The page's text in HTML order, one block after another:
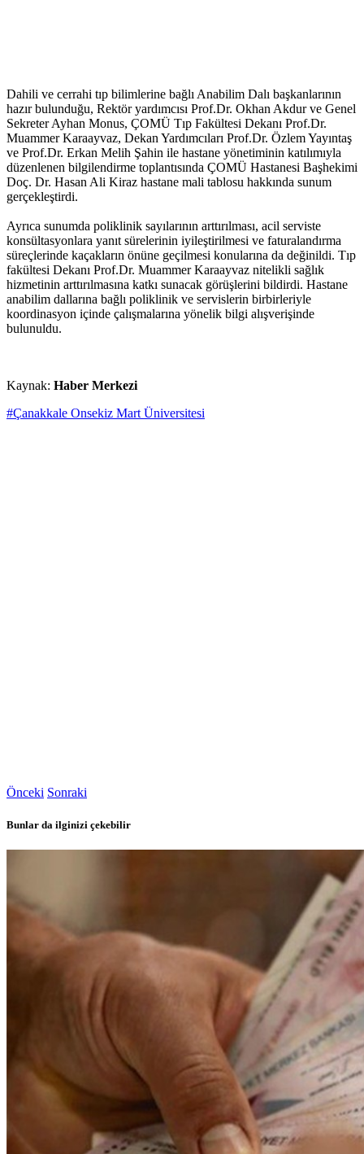
Dahili ve cerrahi tıp bilimlerine bağlı Anabilim Dalı başkanlarının
hazır bulunduğu, Rektör yardımcısı Prof.Dr. Okhan Akdur ve Genel
Sekreter Ayhan Monus, ÇOMÜ Tıp Fakültesi Dekanı Prof.Dr.
Muammer Karaayvaz, Dekan Yardımcıları Prof.Dr. Özlem Yayıntaş
ve Prof.Dr. Erkan Melih Şahin ile hastane yönetiminin katılımıyla
düzenlenen bilgilendirme toplantısında ÇOMÜ Hastanesi Başhekimi
Doç. Dr. Hasan Ali Kiraz hastane mali tablosu hakkında sunum
gerçekleştirdi.
Ayrıca sunumda poliklinik sayılarının arttırılması, acil serviste
konsültasyonlara yanıt sürelerinin iyileştirilmesi ve faturalandırma
süreçlerinde kaçakların önüne geçilmesi konularına da değinildi. Tıp
fakültesi Dekanı Prof.Dr. Muammer Karaayvaz nitelikli sağlık
hizmetinin arttırılmasına katkı sunacak görüşlerini bildirdi. Hastane
anabilim dallarına bağlı poliklinik ve servislerin birbirleriyle
koordinasyon içinde çalışmalarına yönelik bilgi alışverişinde
bulunuldu.
Kaynak: Haber Merkezi
#Çanakkale Onsekiz Mart Üniversitesi
Önceki Sonraki
Bunlar da ilginizi çekebilir